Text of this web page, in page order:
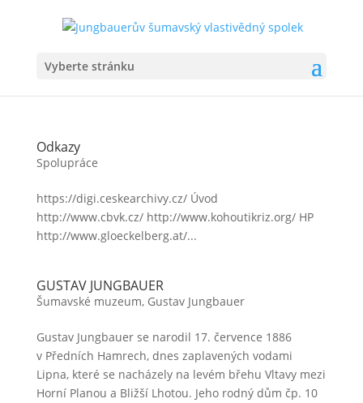
Vyberte stránku
Odkazy
Spolupráce
https://digi.ceskearchivy.cz/ Úvod
http://www.cbvk.cz/ http://www.kohoutikriz.org/ HP
http://www.gloeckelberg.at/...
GUSTAV JUNGBAUER
Šumavské muzeum, Gustav Jungbauer
Gustav Jungbauer se narodil 17. července 1886
v Předních Hamrech, dnes zaplavených vodami
Lipna, které se nacházely na levém břehu Vltavy mezi
Horní Planou a Bližší Lhotou. Jeho rodný dům čp. 10